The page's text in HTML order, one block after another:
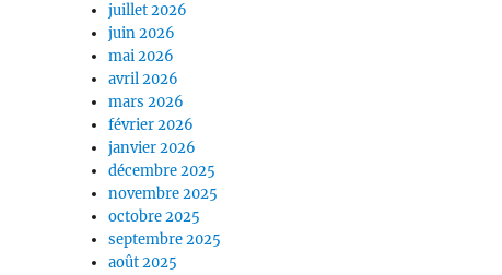
juillet 2026
juin 2026
mai 2026
avril 2026
mars 2026
février 2026
janvier 2026
décembre 2025
novembre 2025
octobre 2025
septembre 2025
août 2025